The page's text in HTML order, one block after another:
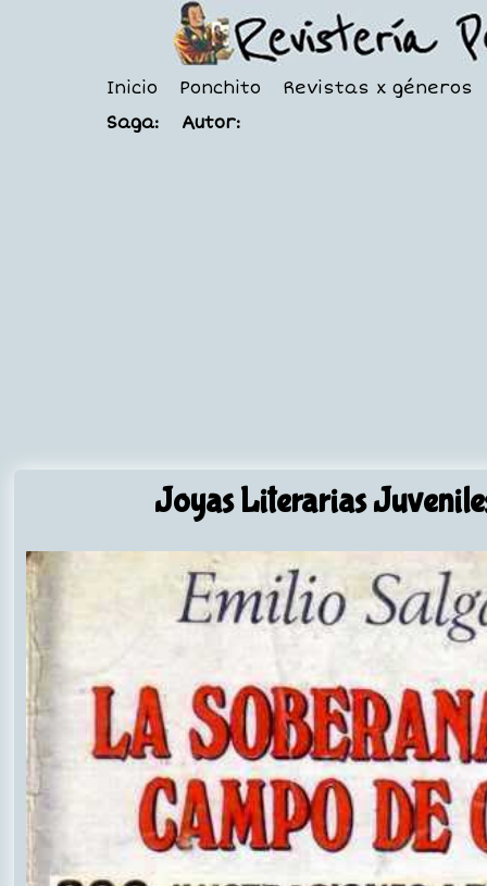
Inicio Ponchito
Revistas x géneros
Saga:
Autor:
Joyas Literarias